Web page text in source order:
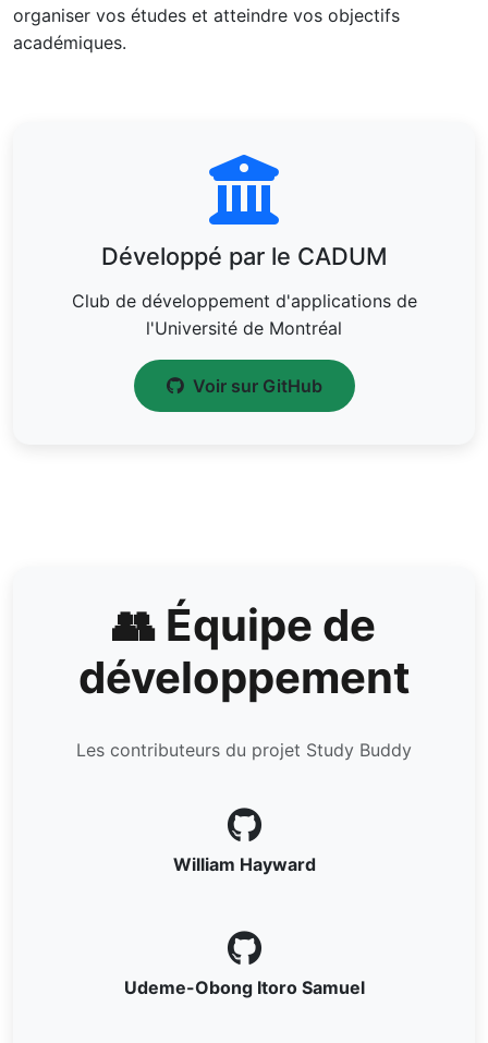
organiser vos études et atteindre vos objectifs
académiques.
Développé par le CADUM
Club de développement d'applications de
l'Université de Montréal
Voir sur GitHub
👥 Équipe de
développement
Les contributeurs du projet Study Buddy
William Hayward
Udeme-Obong Itoro Samuel